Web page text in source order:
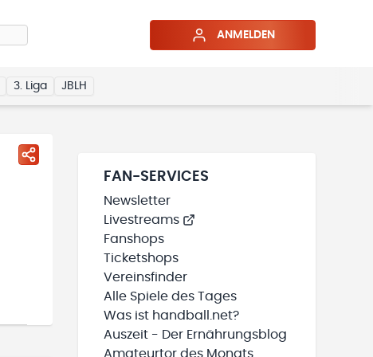
ANMELDEN
3. Liga JBLH
FAN-SERVICES
Newsletter
Livestreams
Fanshops
Ticketshops
Vereinsfinder
Alle Spiele des Tages
Was ist handball.net?
Auszeit - Der Ernährungsblog
Amateurtor des Monats